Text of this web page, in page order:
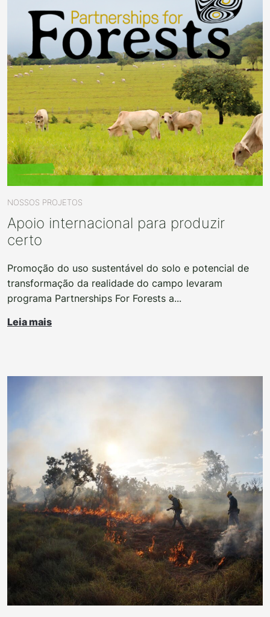
NOSSOS PROJETOS
Apoio internacional para produzir
certo
Promoção do uso sustentável do solo e potencial de
transformação da realidade do campo levaram
programa Partnerships For Forests a...
Leia mais